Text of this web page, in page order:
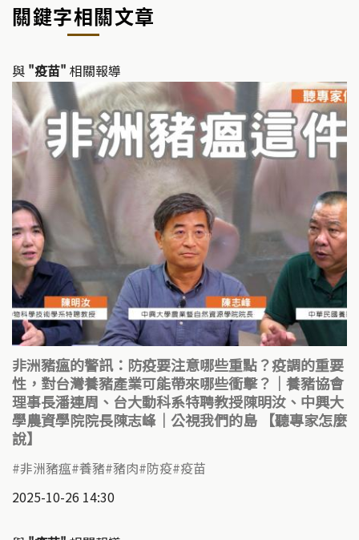
關鍵字相關文章
與 "疫苗" 相關報導
非洲豬瘟的警訊：防疫要注意哪些重點？疫調的重要
性，對台灣養豬產業可能帶來哪些衝擊？｜養豬協會
理事長潘連周、台大動科系特聘教授陳明汝、中興大
學農資學院院長陳志峰｜公視我們的島 【聽專家怎麼
說】
非洲豬瘟 養豬 豬肉 防疫 疫苗
2025-10-26 14:30